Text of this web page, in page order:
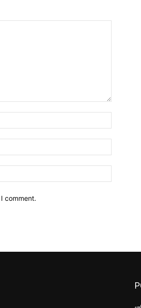
comment.